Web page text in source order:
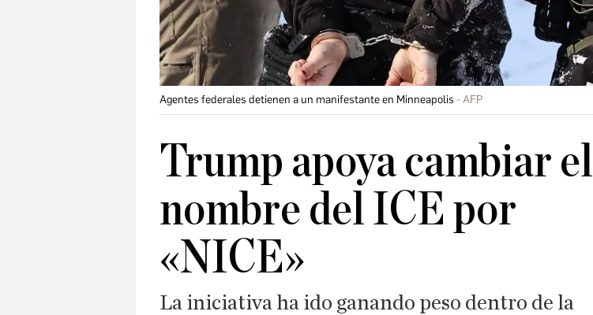
Agentes federales detienen a un manifestante en Minneapolis AFP
Trump apoya cambiar el
nombre del ICE por
«NICE»
La iniciativa ha ido ganando peso dentro de la